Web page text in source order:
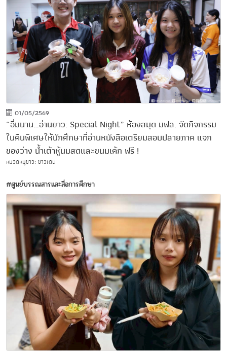
01/05/2569
“อิ่มนาน…อ่านยาว: Special Night” ห้องสมุด มฟล. จัดกิจกรรม
ในคืนพิเศษให้นักศึกษาที่อ่านหนังสือเตรียมสอบปลายภาค แจก
ของว่าง น้ำเต้าหู้นมสดและขนมเค้ก ฟรี !
หมวดหมู่ข่าว: ข่าวเด่น
#ศูนย์บรรณสารและสื่อการศึกษา